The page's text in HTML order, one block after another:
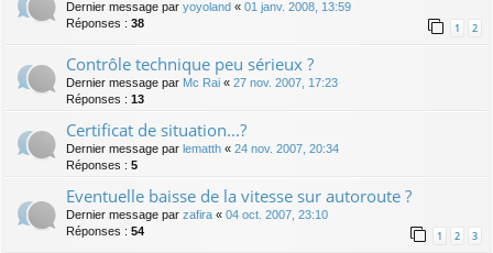
Dernier message par yoyoland « 01 janv. 2008, 13:59
Réponses : 38 1 2
Contrôle technique peu sérieux ?
Dernier message par Mc Rai « 27 nov. 2007, 17:23
Réponses : 13
Certificat de situation...?
Dernier message par lematth « 24 nov. 2007, 20:34
Réponses : 5
Eventuelle baisse de la vitesse sur autoroute ?
Dernier message par zafira « 04 oct. 2007, 23:10
Réponses : 54 1 2 3